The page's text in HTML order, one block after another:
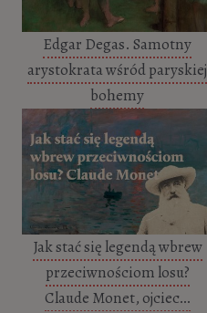
Edgar Degas. Samotny
arystokrata wśród paryskiej
bohemy
Jak stać się legendą wbrew
przeciwnościom losu?
Claude Monet, ojciec…